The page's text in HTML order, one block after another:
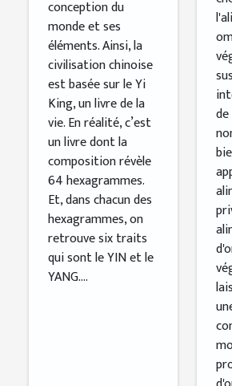
conception du
monde et ses
éléments. Ainsi, la
civilisation chinoise
est basée sur le Yi
King, un livre de la
vie. En réalité, c’est
un livre dont la
composition révèle
64 hexagrammes.
Et, dans chacun des
hexagrammes, on
retrouve six traits
qui sont le YIN et le
YANG....